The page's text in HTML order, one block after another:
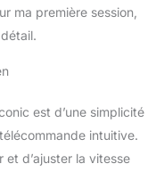
ma première session,
est d’une simplicité
intuitive.
et d’ajuster la vitesse